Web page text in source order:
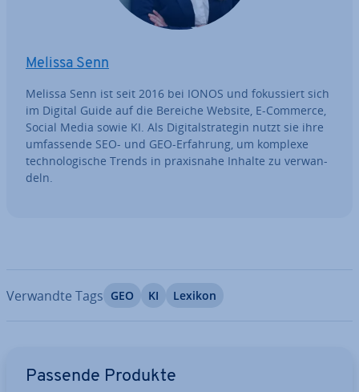
Melissa Senn
Melissa Senn ist seit 2016 bei IONOS und fo­kus­siert sich
im Digital Guide auf die Bereiche Website, E-Commerce,
Social Media sowie KI. Als Di­gi­tal­stra­te­gin nutzt sie ihre
um­fas­sen­de SEO- und GEO-Erfahrung, um komplexe
tech­no­lo­gi­sche Trends in pra­xis­na­he Inhalte zu ver­wan­
deln.
Verwandte Tags GEO KI Lexikon
Passende Produkte